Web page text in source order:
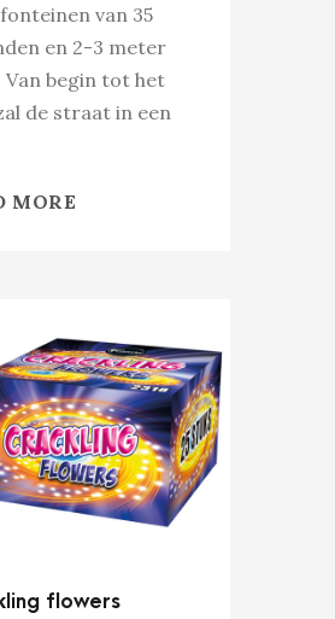
van 35
en 2-3 meter
Van begin tot het
de straat in een
MORE
flowers